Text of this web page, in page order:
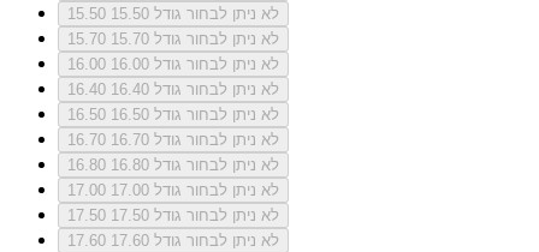
15.50
לא ניתן לבחור גודל 15.50
15.70
לא ניתן לבחור גודל 15.70
16.00
לא ניתן לבחור גודל 16.00
16.40
לא ניתן לבחור גודל 16.40
16.50
לא ניתן לבחור גודל 16.50
16.70
לא ניתן לבחור גודל 16.70
16.80
לא ניתן לבחור גודל 16.80
17.00
לא ניתן לבחור גודל 17.00
17.50
לא ניתן לבחור גודל 17.50
17.60
לא ניתן לבחור גודל 17.60